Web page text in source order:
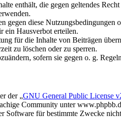
enthält, die gegen geltendes
gegen diese
ein Hausverbot erteilen.
für die Inhalte von Beiträgen
zu löschen oder zu sperren.
sofern sie gegen o. g.
der „GNU General Public License
Community unter
Software für bestimmte Zwecke